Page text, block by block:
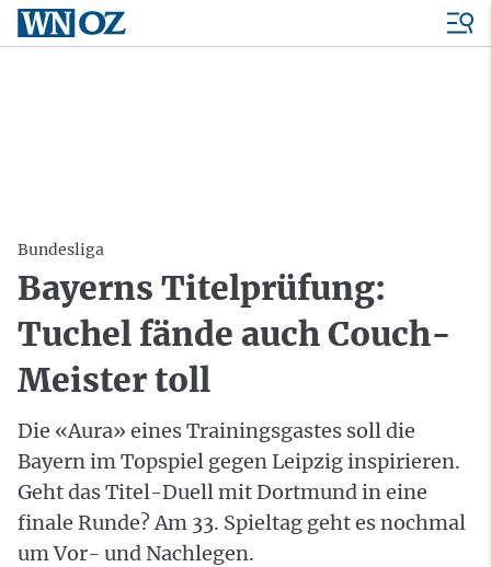
Bundesliga
Bayerns Titelprüfung:
Tuchel fände auch Couch-
Meister toll
Die «Aura» eines Trainingsgastes soll die
Bayern im Topspiel gegen Leipzig inspirieren.
Geht das Titel-Duell mit Dortmund in eine
finale Runde? Am 33. Spieltag geht es nochmal
um Vor- und Nachlegen.